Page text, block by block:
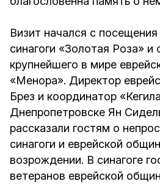
Визит начался с
синагоги «Золотая Роза» и
крупнейшего в мире
«Менора». Директор
Брез и координатор
Днепропетровске Ян
рассказали гостям о
синагоги и еврейской
возрождении. В синагоге
ветеранов еврейской